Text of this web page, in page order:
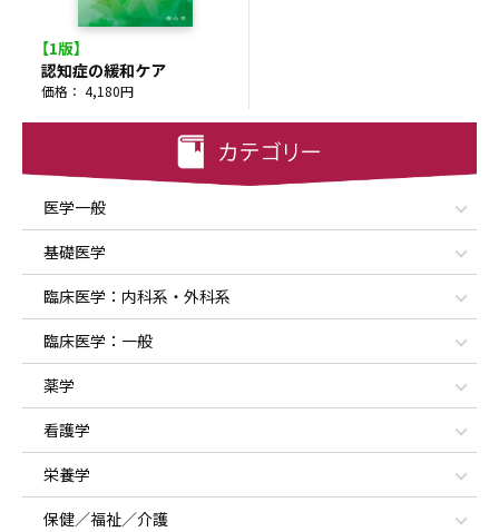
医学一般
基礎医学
臨床医学：内科系・外科系
臨床医学：一般
薬学
看護学
栄養学
保健／福祉／介護
【1版】
認知症の緩和ケア
価格： 4,180円